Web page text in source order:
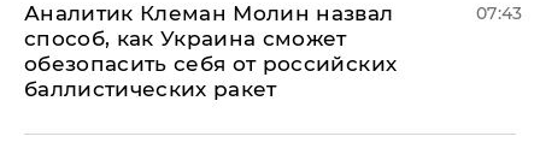
Аналитик Клеман Молин назвал
способ, как Украина сможет
обезопасить себя от российских
баллистических ракет
07:43